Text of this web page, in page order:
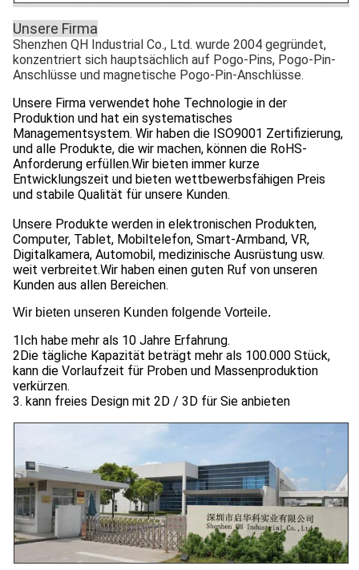
Unsere Firma
Shenzhen QH Industrial Co., Ltd. wurde 2004 gegründet,
konzentriert sich hauptsächlich auf Pogo-Pins, Pogo-Pin-
Anschlüsse und magnetische Pogo-Pin-Anschlüsse.
Unsere Firma verwendet hohe Technologie in der
Produktion und hat ein systematisches
Managementsystem. Wir haben die ISO9001 Zertifizierung,
und alle Produkte, die wir machen, können die RoHS-
Anforderung erfüllen.Wir bieten immer kurze
Entwicklungszeit und bieten wettbewerbsfähigen Preis
und stabile Qualität für unsere Kunden.
Unsere Produkte werden in elektronischen Produkten,
Computer, Tablet, Mobiltelefon, Smart-Armband, VR,
Digitalkamera, Automobil, medizinische Ausrüstung usw.
weit verbreitet.Wir haben einen guten Ruf von unseren
Kunden aus allen Bereichen.
Wir bieten unseren Kunden folgende Vorteile.
1Ich habe mehr als 10 Jahre Erfahrung.
2Die tägliche Kapazität beträgt mehr als 100.000 Stück,
kann die Vorlaufzeit für Proben und Massenproduktion
verkürzen.
3. kann freies Design mit 2D / 3D für Sie anbieten